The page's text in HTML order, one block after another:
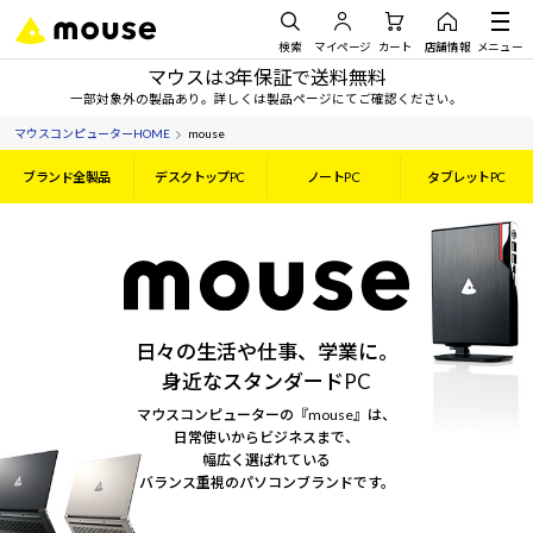
検索 マイページ カート 店舗情報 メニュー
マウスは3年保証で送料無料
一部対象外の製品あり。詳しくは製品ページにてご確認ください。
マウスコンピューターHOME mouse
ブランド全製品 デスクトップPC ノートPC タブレットPC
日々の生活や仕事、学業に。
身近なスタンダードPC
マウスコンピューターの『mouse』は、
日常使いからビジネスまで、
幅広く選ばれている
バランス重視のパソコンブランドです。